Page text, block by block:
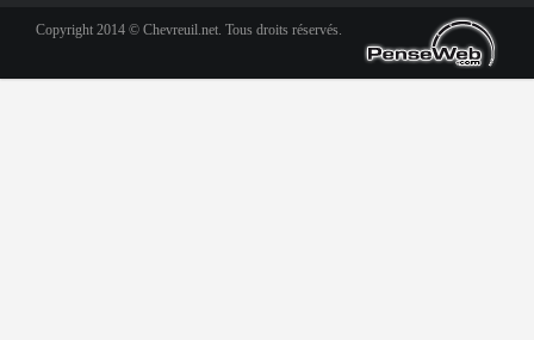
Copyright 2014 © Chevreuil.net. Tous droits réservés.